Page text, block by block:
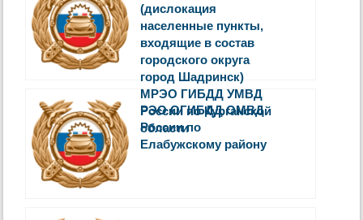
(дислокация
населенные пункты,
входящие в состав
городского округа
город Шадринск)
МРЭО ГИБДД УМВД
России по Курганской
области
РЭО ОГИБДД ОМВД
России по
Елабужскому району